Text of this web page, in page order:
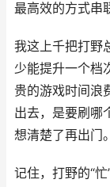
最高效的方式串
我这上千把打野
少能提升一个档
贵的游戏时间浪
出去，是要刷哪
想清楚了再出门。
记住，打野的“